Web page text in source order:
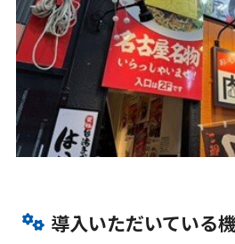
導入いただいている